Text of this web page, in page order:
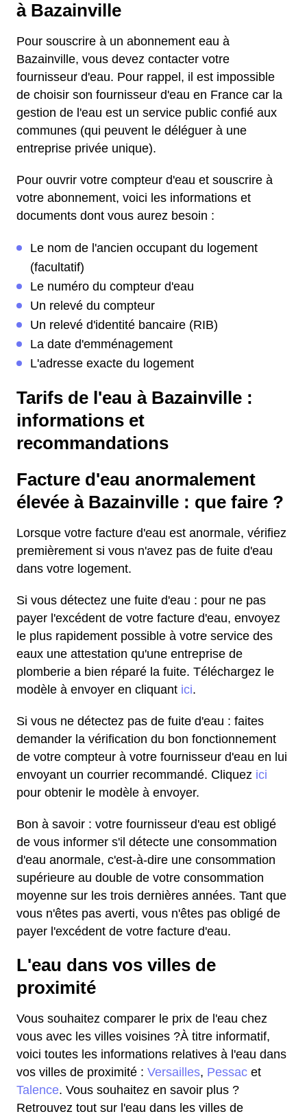
à Bazainville
Pour souscrire à un abonnement eau à
Bazainville, vous devez contacter votre
fournisseur d'eau. Pour rappel, il est impossible
de choisir son fournisseur d'eau en France car la
gestion de l'eau est un service public confié aux
communes (qui peuvent le déléguer à une
entreprise privée unique).
Pour ouvrir votre compteur d'eau et souscrire à
votre abonnement, voici les informations et
documents dont vous aurez besoin :
Le nom de l'ancien occupant du logement
(facultatif)
Le numéro du compteur d'eau
Un relevé du compteur
Un relevé d'identité bancaire (RIB)
La date d'emménagement
L'adresse exacte du logement
Tarifs de l'eau à Bazainville :
informations et
recommandations
Facture d'eau anormalement
élevée à Bazainville : que faire ?
Lorsque votre facture d'eau est anormale, vérifiez
premièrement si vous n'avez pas de fuite d'eau
dans votre logement.
Si vous détectez une fuite d'eau : pour ne pas
payer l'excédent de votre facture d'eau, envoyez
le plus rapidement possible à votre service des
eaux une attestation qu'une entreprise de
plomberie a bien réparé la fuite. Téléchargez le
modèle à envoyer en cliquant ici.
Si vous ne détectez pas de fuite d'eau : faites
demander la vérification du bon fonctionnement
de votre compteur à votre fournisseur d'eau en lui
envoyant un courrier recommandé. Cliquez ici
pour obtenir le modèle à envoyer.
Bon à savoir : votre fournisseur d'eau est obligé
de vous informer s'il détecte une consommation
d'eau anormale, c'est-à-dire une consommation
supérieure au double de votre consommation
moyenne sur les trois dernières années. Tant que
vous n'êtes pas averti, vous n'êtes pas obligé de
payer l'excédent de votre facture d'eau.
L'eau dans vos villes de
proximité
Vous souhaitez comparer le prix de l'eau chez
vous avec les villes voisines ?À titre informatif,
voici toutes les informations relatives à l'eau dans
vos villes de proximité : Versailles, Pessac et
Talence. Vous souhaitez en savoir plus ?
Retrouvez tout sur l'eau dans les villes de